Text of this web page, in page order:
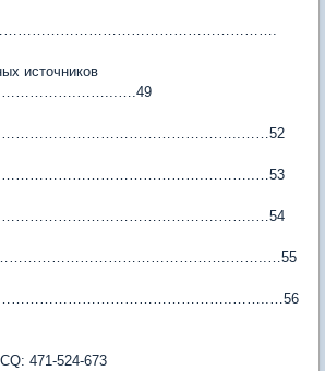
источников
471-524-673